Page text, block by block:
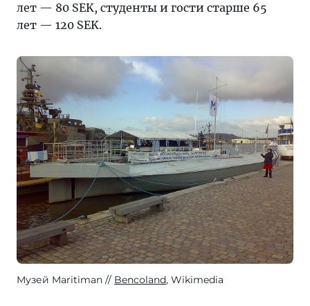
лет — 80 SEK, студенты и гости старше 65
лет — 120 SEK.
Музей Maritiman Bencoland, Wikimedia